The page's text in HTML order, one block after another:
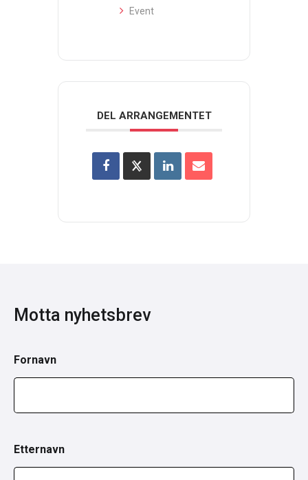
Event
DEL ARRANGEMENTET
Motta nyhetsbrev
Fornavn
Etternavn